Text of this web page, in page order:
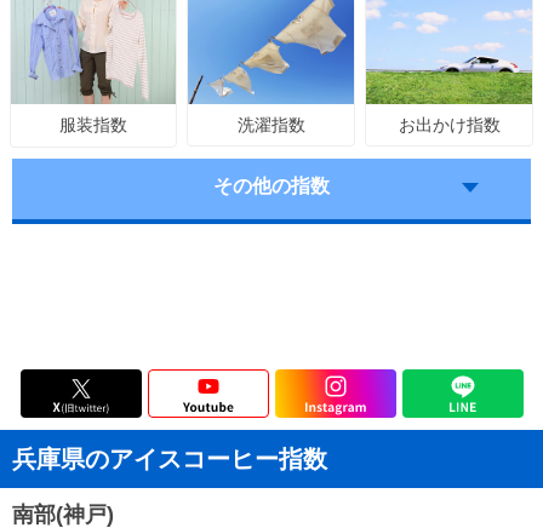
服装指数 洗濯指数 お出かけ指数
その他の指数
兵庫県のアイスコーヒー指数
南部(神戸)